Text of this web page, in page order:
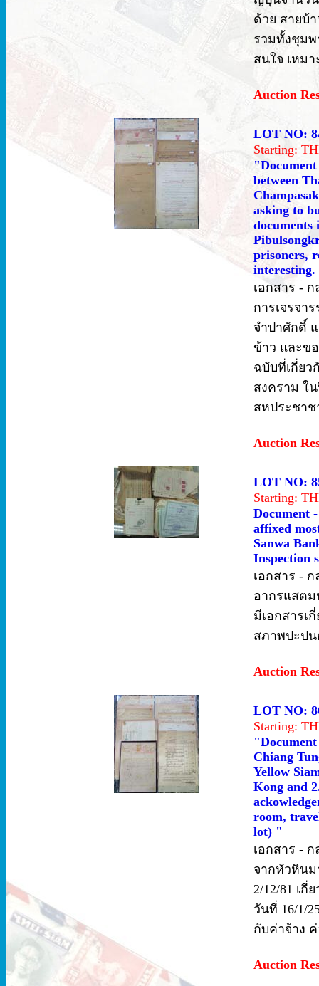
ด้วย สายบ้
รวมทั้งชุมพ
สนใจ เหม
Auction
LOT NO:
Starting:
between
asking to
documents
prisoners,
เอกสาร -
การเจรจา
จำปาศักดิ์
ข้าว และข
ฉบับที่เกี่ยว
สงคราม ใ
สหประชาช
Auction
LOT NO:
Starting:
Document
affixed
Sanwa
Inspection
เอกสาร -
อากรแสต
มีเอกสารเ
สภาพปะปน
Auction
LOT NO:
Starting:
Chiang
Yellow
Kong and
room,
lot) "
เอกสาร -
จากหัวหินม
2/12/81 เกี่
วันที่ 16/1/
กับค่าจ้าง
Auction